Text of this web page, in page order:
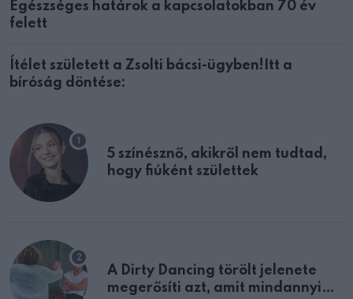
Egészséges határok a kapcsolatokban 70 év
felett
Ítélet született a Zsolti bácsi-ügyben!Itt a
bíróság döntése:
5 színésznő, akikről nem tudtad,
hogy fiúként születtek
A Dirty Dancing törölt jelenete
megerősíti azt, amit mindannyian